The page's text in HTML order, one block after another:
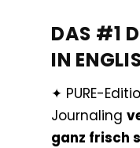
DAS #1
IN
✦ PURE-
Journaling
ganz frisch